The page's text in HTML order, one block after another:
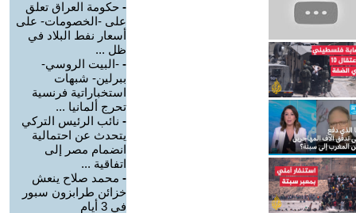
- حكومة العراق تعلق
على -الخصومات- على
أسعار نفط البلاد في
ظل ...
- -البيت الروسي-
ببرلين- شبهات
استخباراتية فرنسية
تحرج ألمانيا ...
- نائب الرئيس التركي
يتحدث عن احتمالية
انضمام مصر إلى
اتفاقية ...
- محمد صلاح ينعش
خزائن طرابزون سبور
في 3 أيام